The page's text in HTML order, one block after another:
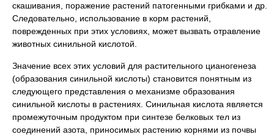
скашивания, поражение растений патогенными грибками и др.
Следовательно, использование в корм растений,
поврежденных при этих условиях, может вызвать отравление
животных синильной кислотой.
Значение всех этих условий для растительного цианогенеза
(образования синильной кислоты) становится понятным из
следующего представления о механизме образования
синильной кислоты в растениях. Синильная кислота является
промежуточным продуктом при синтезе белковых тел из
соединений азота, приносимых растению корнями из почвы